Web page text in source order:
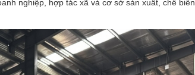
nghiệp, hợp tác xã và cơ sở sản xuất, chế biến